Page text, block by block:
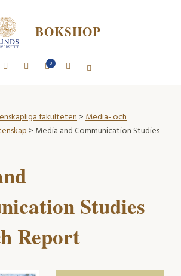
BOKSHOP
0
fakulteten>Media- och
> Media and Communication Studies
Studies
Report